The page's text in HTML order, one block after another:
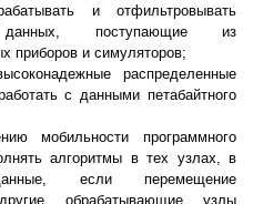
и отфильтровывать
данных, поступающие из
приборов и симуляторов;
распределенные
с данными петабайтного
мобильности программного
алгоритмы в тех узлах, в
если перемещение
обрабатывающие узлы